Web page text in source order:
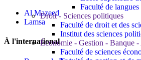
Faculté de
Droit - Sciences politiques
Faculté de droit et des
Institut des sciences
Économie - Gestion - Banque -
Faculté de sciences
Al Mazeed
Lamsa
À l'international